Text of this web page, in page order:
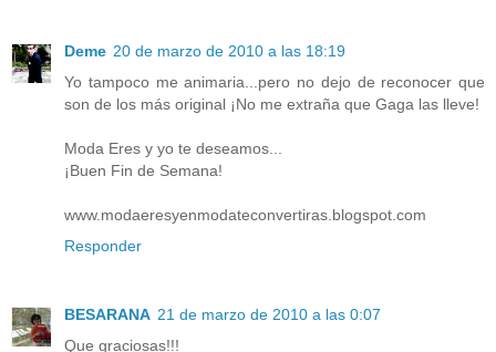
Deme 20 de marzo de 2010 a las 18:19
Yo tampoco me animaria...pero no dejo de reconocer que
son de los más original ¡No me extraña que Gaga las lleve!
Moda Eres y yo te deseamos...
¡Buen Fin de Semana!
www.modaeresyenmodateconvertiras.blogspot.com
Responder
BESARANA 21 de marzo de 2010 a las 0:07
Que graciosas!!!